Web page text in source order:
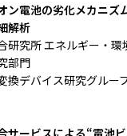
ン電池の劣化メカニズ
解析
研究所 エネルギー・環
部門
換デバイス研究グルー
サービスによる“電池